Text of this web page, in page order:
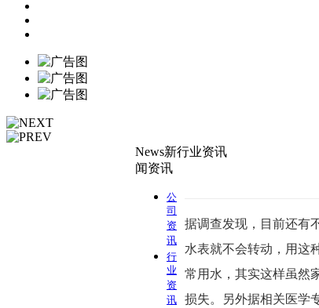
News新
闻资讯
公
司
资
讯
行
业
资
讯
行业资讯
据调查发现，目前还有
水表就不会转动，用这
常用水，其实这样虽然
损失。另外据相关医学